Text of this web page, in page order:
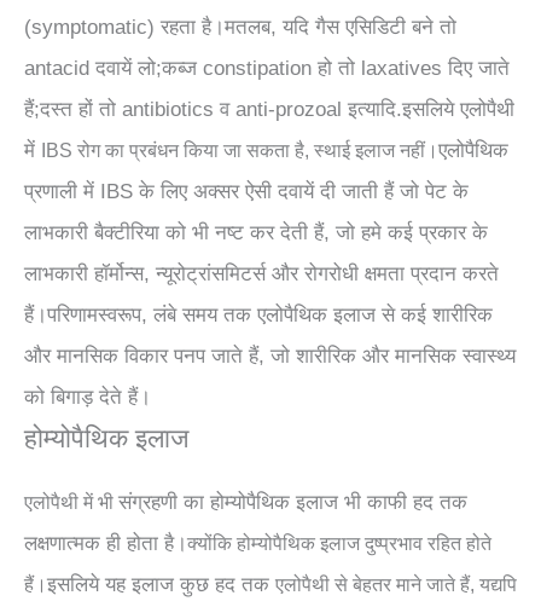
(symptomatic) रहता है।मतलब, यदि गैस एसिडिटी बने तो
antacid दवायें लो;कब्ज constipation हो तो laxatives दिए जाते
हैं;दस्त हों तो antibiotics व anti-prozoal इत्यादि.इसलिये एलोपैथी
में
IBS रोग का प्रबंधन किया जा सकता है, स्थाई इलाज नहीं। एलोपैथिक
प्रणाली में IBS के लिए अक्सर ऐसी दवायें दी जाती हैं जो पेट के
लाभकारी बैक्टीरिया को भी नष्ट कर देती हैं, जो हमे कई प्रकार के
लाभकारी हॉर्मोन्स, न्यूरोट्रांसमिटर्स और रोगरोधी क्षमता प्रदान करते
हैं।परिणामस्वरूप, लंबे समय तक एलोपैथिक इलाज से कई शारीरिक
और मानसिक विकार पनप जाते हैं, जो शारीरिक और मानसिक स्वास्थ्य
को बिगाड़ देते हैं।
होम्योपैथिक इलाज
एलोपैथी में भी संग्रहणी का होम्योपैथिक इलाज भी काफी हद तक
लक्षणात्मक ही होता है।क्योंकि होम्योपैथिक इलाज दुष्प्रभाव रहित होते
हैं। इसलिये यह इलाज कुछ हद तक एलोपैथी से बेहतर माने जाते हैं, यद्यपि